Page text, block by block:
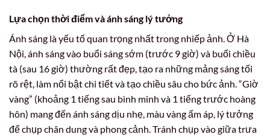
Lựa chọn thời điểm và ánh sáng lý tưởng
Ánh sáng là yếu tố quan trọng nhất trong nhiếp ảnh. Ở Hà
Nội, ánh sáng vào buổi sáng sớm (trước 9 giờ) và buổi chiều
tà (sau 16 giờ) thường rất đẹp, tạo ra những mảng sáng tối
rõ rệt, làm nổi bật chi tiết và tạo chiều sâu cho bức ảnh. “Giờ
vàng” (khoảng 1 tiếng sau bình minh và 1 tiếng trước hoàng
hôn) mang đến ánh sáng dịu nhẹ, màu vàng ấm áp, lý tưởng
để chụp chân dung và phong cảnh. Tránh chụp vào giữa trưa